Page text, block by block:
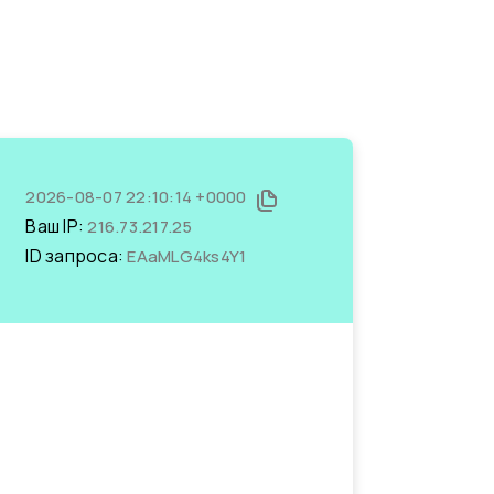
2026-08-07 22:10:14 +0000
Ваш IP:216.73.217.25
ID запроса:EAaMLG4ks4Y1